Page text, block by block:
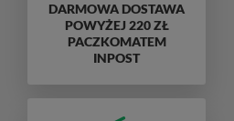
DARMOWA DOSTAWA
POWYŻEJ 220 ZŁ
PACZKOMATEM
INPOST